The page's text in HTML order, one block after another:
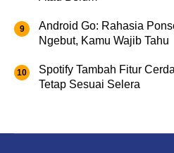
Android Go: Rahasia
Ngebut, Kamu Wajib Tahu
Spotify Tambah Fitur
Tetap Sesuai Selera